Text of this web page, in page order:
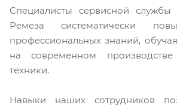
Специалисты сервисной службы
Ремеза систематически
профессиональных знаний,
на современном производстве
техники.
Навыки наших сотрудников